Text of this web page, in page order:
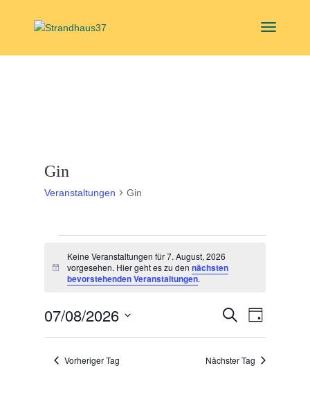
Gin
Veranstaltungen Gin
für
2026
Hinweis
Keine Veranstaltungen für 7. August, 2026
vorgesehen. Hier geht es zu dennächsten
bevorstehenden Veranstaltungen.
Ansichten,
Suche
Tag
07/08/2026
Vorheriger Tag Nächster Tag